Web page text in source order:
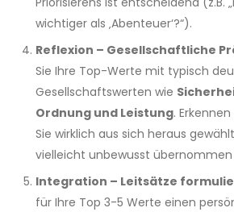
wichtiger als ‚Abenteuer‘?“).
Reflexion – Gesellschaftliche
Sie Ihre Top-Werte mit typisch
Gesellschaftswerten wie
Ordnung und Leistung.
Sie wirklich aus sich heraus
vielleicht unbewusst übernommen
Integration – Leitsätze
für Ihre Top 3-5 Werte einen